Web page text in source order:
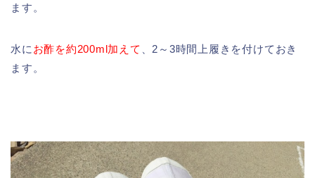
ます。
水に お酢を約200ml加えて
、2～3時間上履きを付けておき
ます。